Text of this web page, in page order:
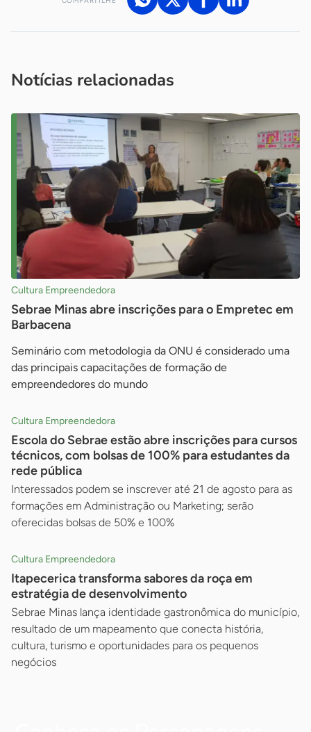
Notícias relacionadas
Cultura Empreendedora
Sebrae Minas abre inscrições para o Empretec em
Barbacena
Seminário com metodologia da ONU é considerado uma
das principais capacitações de formação de
empreendedores do mundo
Cultura Empreendedora
Escola do Sebrae estão abre inscrições para cursos
técnicos, com bolsas de 100% para estudantes da
rede pública
Interessados podem se inscrever até 21 de agosto para as
formações em Administração ou Marketing; serão
oferecidas bolsas de 50% e 100%
Cultura Empreendedora
Itapecerica transforma sabores da roça em
estratégia de desenvolvimento
Sebrae Minas lança identidade gastronômica do município,
resultado de um mapeamento que conecta história,
cultura, turismo e oportunidades para os pequenos
negócios